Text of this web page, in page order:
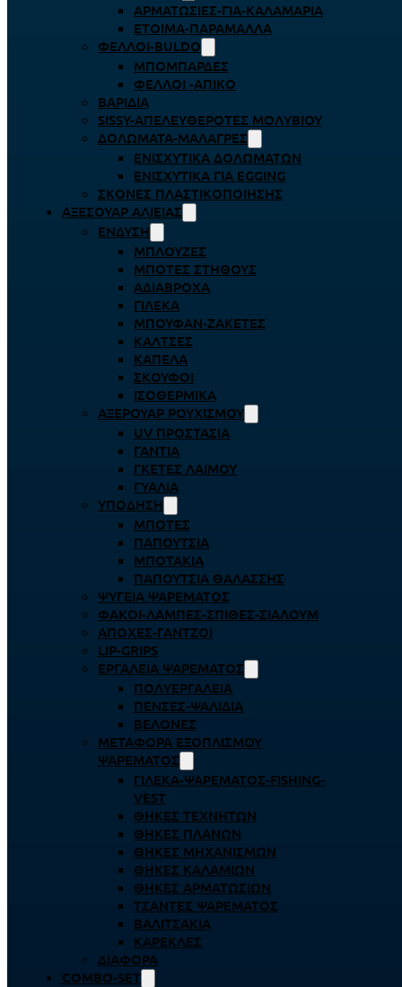
ΑΡΜΑΤΩΣΙΈΣ-ΓΙΑ-ΚΑΛΑΜΆΡΙΑ
ΈΤΟΙΜΑ-ΠΑΡΆΜΑΛΛΑ
ΦΕΛΛΟΊ-BULDO
ΜΠΟΜΠΆΡΔΕΣ
ΦΕΛΛΟΊ -ΑΠΊΚΟ
ΒΑΡΊΔΙΑ
SISSY-ΑΠΕΛΕΥΘΕΡΟΤΈΣ ΜΟΛΥΒΙΟΎ
ΔΟΛΏΜΑΤΑ-ΜΑΛΆΓΡΕΣ
ΕΝΙΣΧΥΤΙΚΆ ΔΟΛΩΜΆΤΩΝ
ΕΝΙΣΧΥΤΙΚΆ ΓΙΑ EGGING
ΣΚΌΝΕΣ ΠΛΑΣΤΙΚΟΠΟΊΗΣΗΣ
ΑΞΕΣΟΥΆΡ ΑΛΙΕΊΑΣ
ΈΝΔΥΣΗ
ΜΠΛΟΎΖΕΣ
ΜΠΌΤΕΣ ΣΤΉΘΟΥΣ
ΑΔΙΆΒΡΟΧΑ
ΓΙΛΈΚΑ
ΜΠΟΥΦΆΝ-ΖΑΚΈΤΕΣ
ΚΆΛΤΣΕΣ
ΚΑΠΈΛΑ
ΣΚΟΎΦΟΙ
ΙΣΟΘΕΡΜΙΚΆ
ΑΞΕΡΟΥΆΡ ΡΟΥΧΙΣΜΟΎ
UV ΠΡΟΣΤΑΣΊΑ
ΓΆΝΤΙΑ
ΓΚΈΤΕΣ ΛΑΊΜΟΥ
ΓΥΑΛΙΆ
ΥΠΌΔΗΣΗ
ΜΠΌΤΕΣ
ΠΑΠΟΎΤΣΙΑ
ΜΠΟΤΆΚΙΑ
ΠΑΠΟΎΤΣΙΑ ΘΑΛΆΣΣΗΣ
ΨΥΓΕΊΑ ΨΑΡΈΜΑΤΟΣ
ΦΑΚΟΊ-ΛΆΜΠΕΣ-ΣΠΊΘΕΣ-ΣΊΑΛΟΥΜ
ΑΠΌΧΕΣ-ΓΆΝΤΖΟΙ
LIP-GRIPS
EΡΓΑΛΕΊΑ ΨΑΡΈΜΑΤΟΣ
ΠΟΛΥΕΡΓΑΛΕΊΑ
ΠΈΝΣΕΣ-ΨΑΛΊΔΙΑ
ΒΕΛΌΝΕΣ
ΜΕΤΑΦΟΡΆ ΕΞΟΠΛΙΣΜΟΎ
ΨΑΡΈΜΑΤΟΣ
ΓΙΛΈΚΑ-ΨΑΡΈΜΑΤΟΣ-FISHING-
VEST
ΘΉΚΕΣ ΤΕΧΝΗΤΏΝ
ΘΉΚΕΣ ΠΛΆΝΩΝ
ΘΉΚΕΣ ΜΗΧΑΝΙΣΜΏΝ
ΘΉΚΕΣ ΚΑΛΑΜΙΏΝ
ΘΉΚΕΣ ΑΡΜΑΤΩΣΙΏΝ
ΤΣΆΝΤΕΣ ΨΑΡΈΜΑΤΟΣ
ΒΑΛΙΤΣΆΚΙΑ
ΚΑΡΈΚΛΕΣ
ΔΙΆΦΟΡΑ
COMBO-SET